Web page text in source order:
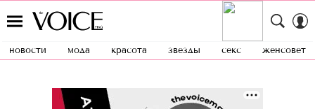
новости мода красота звезды секс женсовет